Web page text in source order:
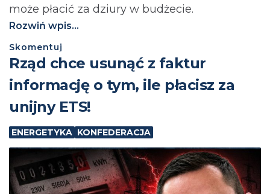
może płacić za dziury w budżecie.⁩
Rozwiń wpis...
Skomentuj
Rząd chce usunąć z faktur
informację o tym, ile płacisz za
unijny ETS!
ENERGETYKA KONFEDERACJA